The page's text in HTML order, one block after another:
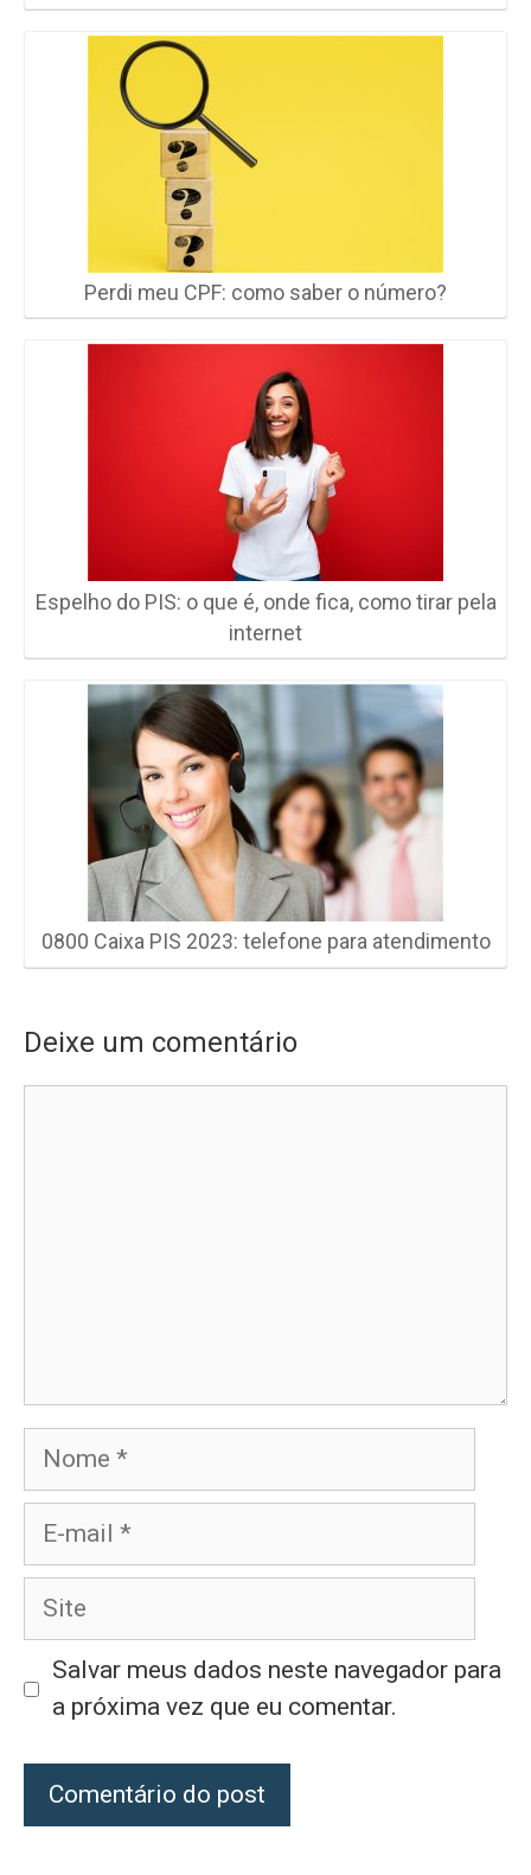
Perdi meu CPF: como saber o número?
Espelho do PIS: o que é, onde fica, como tirar pela
internet
0800 Caixa PIS 2023: telefone para atendimento
Deixe um comentário
Nome
Site
Salvar meus dados neste navegador para
a próxima vez que eu comentar.